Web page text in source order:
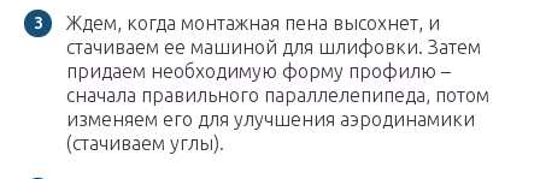
Ждем, когда монтажная пена высохнет, и
стачиваем ее машиной для шлифовки. Затем
придаем необходимую форму профилю –
сначала правильного параллелепипеда, потом
изменяем его для улучшения аэродинамики
(стачиваем углы).